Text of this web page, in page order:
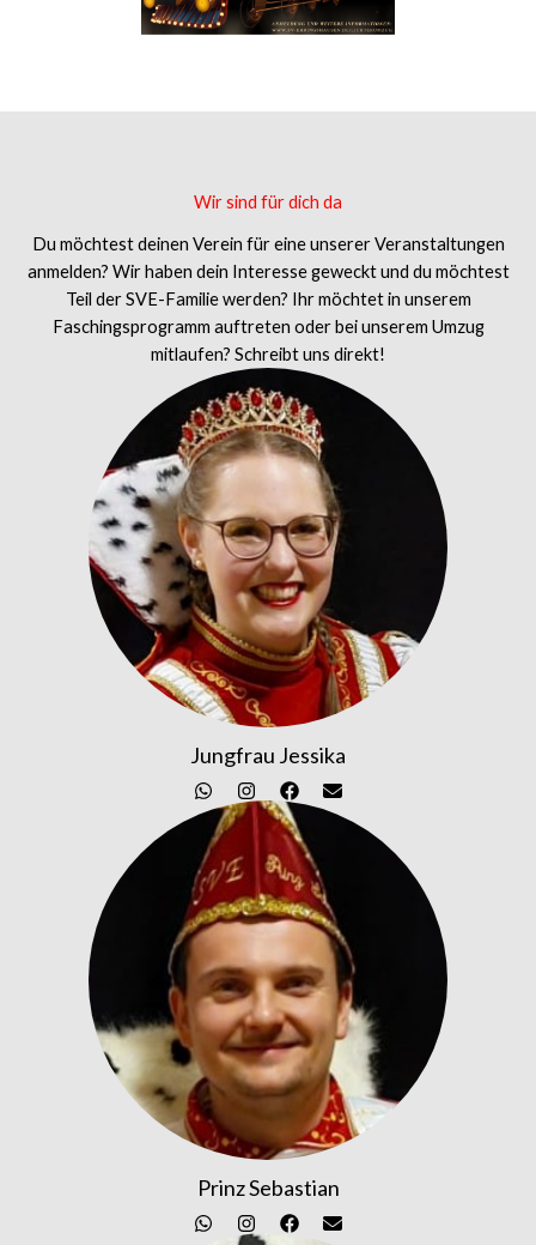
Wir sind für dich da
Du möchtest deinen Verein für eine unserer Veranstaltungen
anmelden? Wir haben dein Interesse geweckt und du möchtest
Teil der SVE-Familie werden? Ihr möchtet in unserem
Faschingsprogramm auftreten oder bei unserem Umzug
mitlaufen? Schreibt uns direkt!
Jungfrau Jessika
Prinz Sebastian